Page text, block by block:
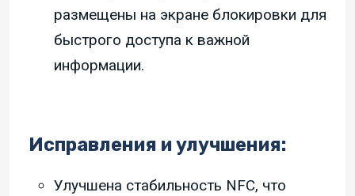
размещены на экране блокировки для
быстрого доступа к важной
информации.
Исправления и улучшения:
Улучшена стабильность NFC, что